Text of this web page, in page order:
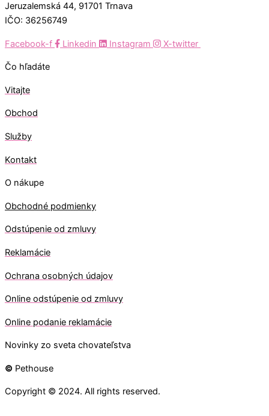
Jeruzalemská 44, 91701 Trnava
IČO: 36256749
Facebook-f Linkedin Instagram X-twitter
Čo hľadáte
Vitajte
Obchod
Služby
Kontakt
O nákupe
Obchodné podmienky
Odstúpenie od zmluvy
Reklamácie
Ochrana osobných údajov
Online odstúpenie od zmluvy
Online podanie reklamácie
Novinky zo sveta chovateľstva
© Pethouse
Copyright © 2024. All rights reserved.